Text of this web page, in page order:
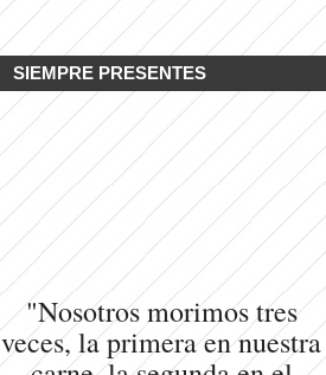
SIEMPRE PRESENTES
"Nosotros morimos tres
veces, la primera en nuestra